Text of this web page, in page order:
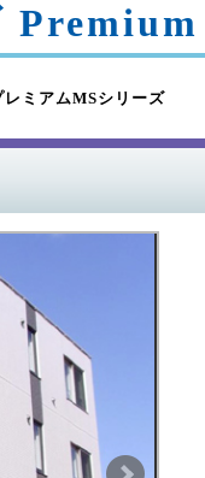
ミアムMSシリーズ